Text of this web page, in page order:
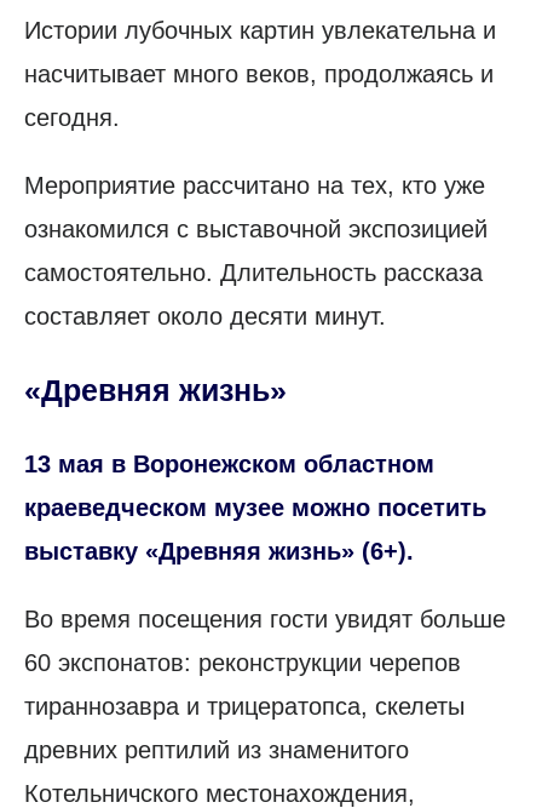
Истории лубочных картин увлекательна и
насчитывает много веков, продолжаясь и
сегодня.
Мероприятие рассчитано на тех, кто уже
ознакомился с выставочной экспозицией
самостоятельно. Длительность рассказа
составляет около десяти минут.
«Древняя жизнь»
13 мая в Воронежском областном
краеведческом музее можно посетить
выставку «Древняя жизнь» (6+).
Во время посещения гости увидят больше
60 экспонатов: реконструкции черепов
тираннозавра и трицератопса, скелеты
древних рептилий из знаменитого
Котельничского местонахождения,